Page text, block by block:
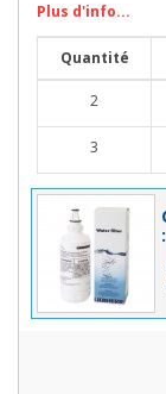
Plus d'info...
Quantité
2
3
: